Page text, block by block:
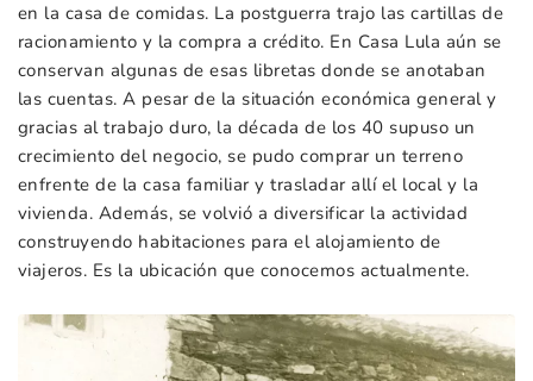
en la casa de comidas. La postguerra trajo las cartillas de
racionamiento y la compra a crédito. En Casa Lula aún se
conservan algunas de esas libretas donde se anotaban
las cuentas. A pesar de la situación económica general y
gracias al trabajo duro, la década de los 40 supuso un
crecimiento del negocio, se pudo comprar un terreno
enfrente de la casa familiar y trasladar allí el local y la
vivienda. Además, se volvió a diversificar la actividad
construyendo habitaciones para el alojamiento de
viajeros. Es la ubicación que conocemos actualmente.